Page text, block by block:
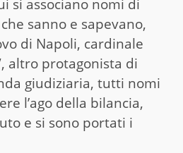
si associano nomi di
sanno e sapevano,
di Napoli, cardinale
altro protagonista di
giudiziaria, tutti nomi
l’ago della bilancia,
e si sono portati i